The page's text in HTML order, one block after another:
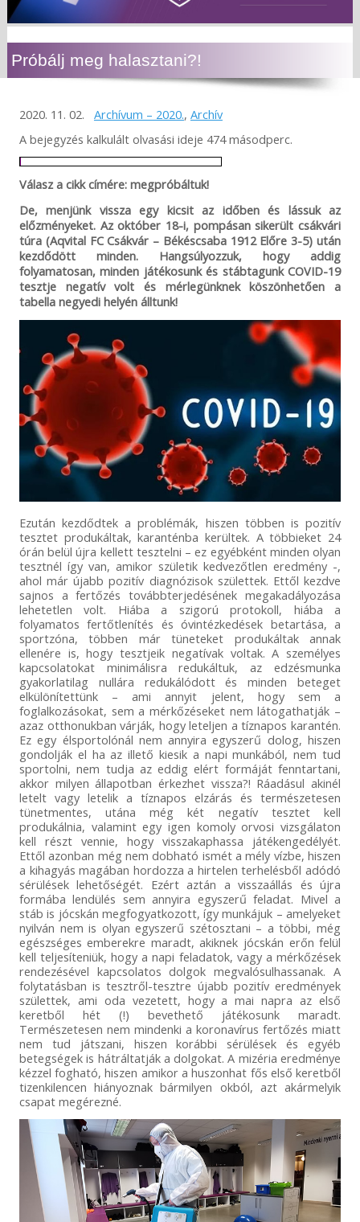
Próbálj meg halasztani?!
2020. 11. 02. Archívum – 2020., Archív
A bejegyzés kalkulált olvasási ideje 474 másodperc.
Válasz a cikk címére: megpróbáltuk!
De, menjünk vissza egy kicsit az időben és lássuk az
előzményeket. Az október 18-i, pompásan sikerült csákvári
túra (Aqvital FC Csákvár – Békéscsaba 1912 Előre 3-5) után
kezdődött minden. Hangsúlyozzuk, hogy addig
folyamatosan, minden játékosunk és stábtagunk COVID-19
tesztje negatív volt és mérlegünknek köszönhetően a
tabella negyedi helyén álltunk!
Ezután kezdődtek a problémák, hiszen többen is pozitív
tesztet produkáltak, karanténba kerültek. A többieket 24
órán belül újra kellett tesztelni – ez egyébként minden olyan
tesztnél így van, amikor születik kedvezőtlen eredmény -,
ahol már újabb pozitív diagnózisok születtek. Ettől kezdve
sajnos a fertőzés továbbterjedésének megakadályozása
lehetetlen volt. Hiába a szigorú protokoll, hiába a
folyamatos fertőtlenítés és óvintézkedések betartása, a
sportzóna, többen már tüneteket produkáltak annak
ellenére is, hogy tesztjeik negatívak voltak. A személyes
kapcsolatokat minimálisra redukáltuk, az edzésmunka
gyakorlatilag nullára redukálódott és minden beteget
elkülönítettünk – ami annyit jelent, hogy sem a
foglalkozásokat, sem a mérkőzéseket nem látogathatják –
azaz otthonukban várják, hogy leteljen a tíznapos karantén.
Ez egy élsportolónál nem annyira egyszerű dolog, hiszen
gondolják el ha az illető kiesik a napi munkából, nem tud
sportolni, nem tudja az eddig elért formáját fenntartani,
akkor milyen állapotban érkezhet vissza?! Ráadásul akinél
letelt vagy letelik a tíznapos elzárás és természetesen
tünetmentes, utána még két negatív tesztet kell
produkálnia, valamint egy igen komoly orvosi vizsgálaton
kell részt vennie, hogy visszakaphassa játékengedélyét.
Ettől azonban még nem dobható ismét a mély vízbe, hiszen
a kihagyás magában hordozza a hirtelen terhelésből adódó
sérülések lehetőségét. Ezért aztán a visszaállás és újra
formába lendülés sem annyira egyszerű feladat. Mivel a
stáb is jócskán megfogyatkozott, így munkájuk – amelyeket
nyilván nem is olyan egyszerű szétosztani – a többi, még
egészséges emberekre maradt, akiknek jócskán erőn felül
kell teljesíteniük, hogy a napi feladatok, vagy a mérkőzések
rendezésével kapcsolatos dolgok megvalósulhassanak. A
folytatásban is tesztről-tesztre újabb pozitív eredmények
születtek, ami oda vezetett, hogy a mai napra az első
keretből hét (!) bevethető játékosunk maradt.
Természetesen nem mindenki a koronavírus fertőzés miatt
nem tud játszani, hiszen korábbi sérülések és egyéb
betegségek is hátráltatják a dolgokat. A mizéria eredménye
kézzel fogható, hiszen amikor a huszonhat fős első keretből
tizenkilencen hiányoznak bármilyen okból, azt akármelyik
csapat megérezné.